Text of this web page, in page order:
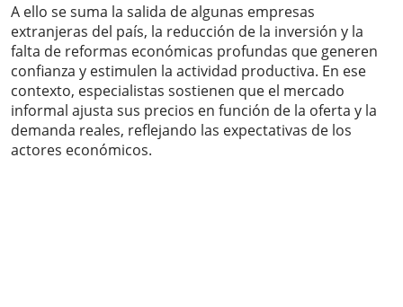
A ello se suma la salida de algunas empresas
extranjeras del país, la reducción de la inversión y la
falta de reformas económicas profundas que generen
confianza y estimulen la actividad productiva. En ese
contexto, especialistas sostienen que el mercado
informal ajusta sus precios en función de la oferta y la
demanda reales, reflejando las expectativas de los
actores económicos.